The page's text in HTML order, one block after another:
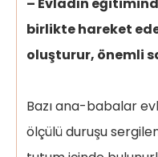
birlikte hareket
oluşturur, önemli
Bazı ana-babalar
ölçülü duruşu